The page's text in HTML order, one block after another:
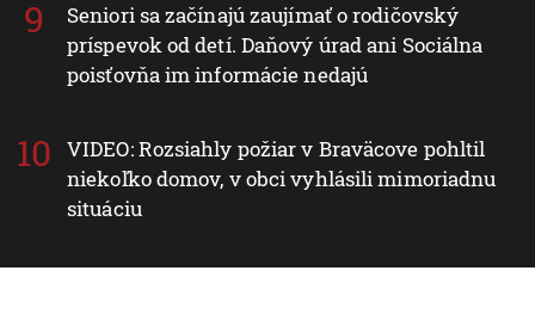
Seniori sa začínajú zaujímať o rodičovský
príspevok od detí. Daňový úrad ani Sociálna
poisťovňa im informácie nedajú
VIDEO: Rozsiahly požiar v Braväcove pohltil
niekoľko domov, v obci vyhlásili mimoriadnu
situáciu